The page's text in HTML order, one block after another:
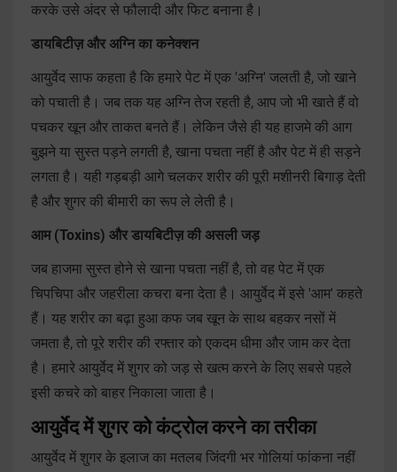
करके उसे अंदर से फौलादी और फिट बनाना है।
डायबिटीज़ और अग्नि का कनेक्शन
आयुर्वेद साफ कहता है कि हमारे पेट में एक 'अग्नि' जलती है, जो खाने
को पचाती है। जब तक यह अग्नि तेज रहती है, आप जो भी खाते हैं वो
पचकर खून और ताकत बनते हैं। लेकिन जैसे ही यह हाजमे की आग
बुझने या सुस्त पड़ने लगती है, खाना पचता नहीं है और पेट में ही सड़ने
लगता है। यही गड़बड़ी आगे चलकर शरीर की पूरी मशीनरी बिगाड़ देती
है और शुगर की बीमारी का रूप ले लेती है।
आम (Toxins) और डायबिटीज़ की असली जड़
जब हाजमा सुस्त होने से खाना पचता नहीं है, तो वह पेट में एक
चिपचिपा और जहरीला कचरा बना देता है। आयुर्वेद में इसे 'आम' कहते
हैं। यह शरीर का बढ़ा हुआ कफ जब खून के साथ बहकर नसों में
जमता है, तो पूरे शरीर की रफ्तार को एकदम धीमा और जाम कर देता
है। हमारे आयुर्वेद में शुगर को जड़ से खत्म करने के लिए सबसे पहले
इसी कचरे को बाहर निकाला जाता है।
आयुर्वेद में शुगर को कंट्रोल करने का तरीका
आयुर्वेद में शुगर के इलाज का मतलब जिंदगी भर गोलियां फांकना नहीं